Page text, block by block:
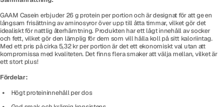
GAAM Casein erbjuder 26 g protein per portion och är designat för att ge en
långsam frisättning av aminosyror över upp till åtta timmar, vilket gör det
idealiskt för nattlig återhämtning. Produkten har ett lågt innehåll av socker
och fett, vilket gör den lämplig för dem som vill hålla koll på sitt kaloriintag.
Med ett pris på cirka 5,32 kr per portion är det ett ekonomiskt val utan att
kompromissa med kvaliteten. Det finns flera smaker att välja mellan, vilket är
ett stort plus!
Fördelar:
Högt proteininnehåll per dos